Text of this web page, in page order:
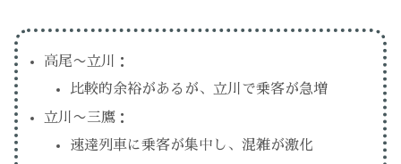
高尾〜立川：
比較的余裕があるが、立川で乗客が急増
立川〜三鷹：
速達列車に乗客が集中し、混雑が激化